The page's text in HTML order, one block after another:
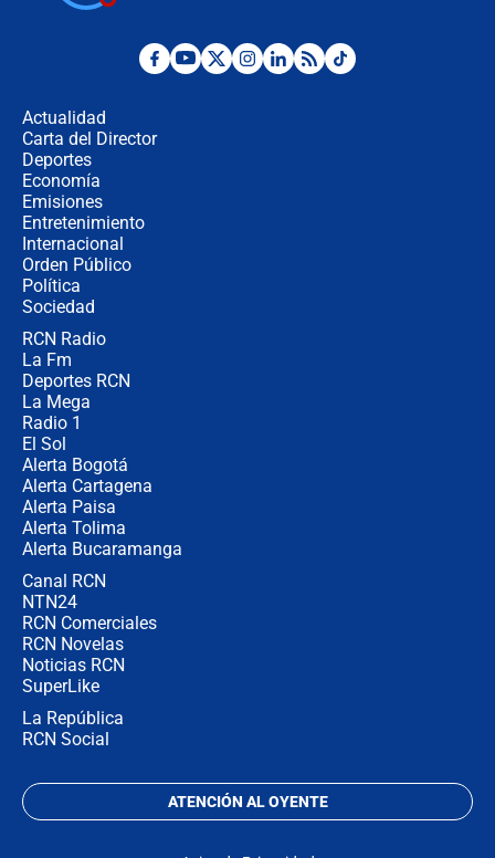
"No hubo fraude ni posibilidad de
Actualidad
Carta del Director
Deportes
Economía
Emisiones
Entretenimiento
Internacional
Orden Público
Política
Sociedad
RCN Radio
La Fm
Deportes RCN
La Mega
Radio 1
El Sol
Alerta Bogotá
Alerta Cartagena
Alerta Paisa
Alerta Tolima
Alerta Bucaramanga
Canal RCN
NTN24
RCN Comerciales
RCN Novelas
Noticias RCN
SuperLike
La República
RCN Social
ATENCIÓN AL OYENTE